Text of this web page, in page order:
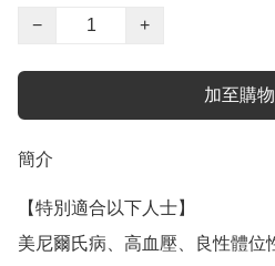
−
+
加至購
簡介
【特別適合以下人士】
美尼爾氏病、高血壓、良性體位